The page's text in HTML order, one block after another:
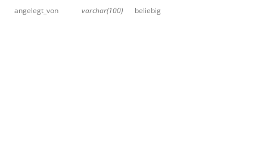
angelegt_von varchar(100) beliebig